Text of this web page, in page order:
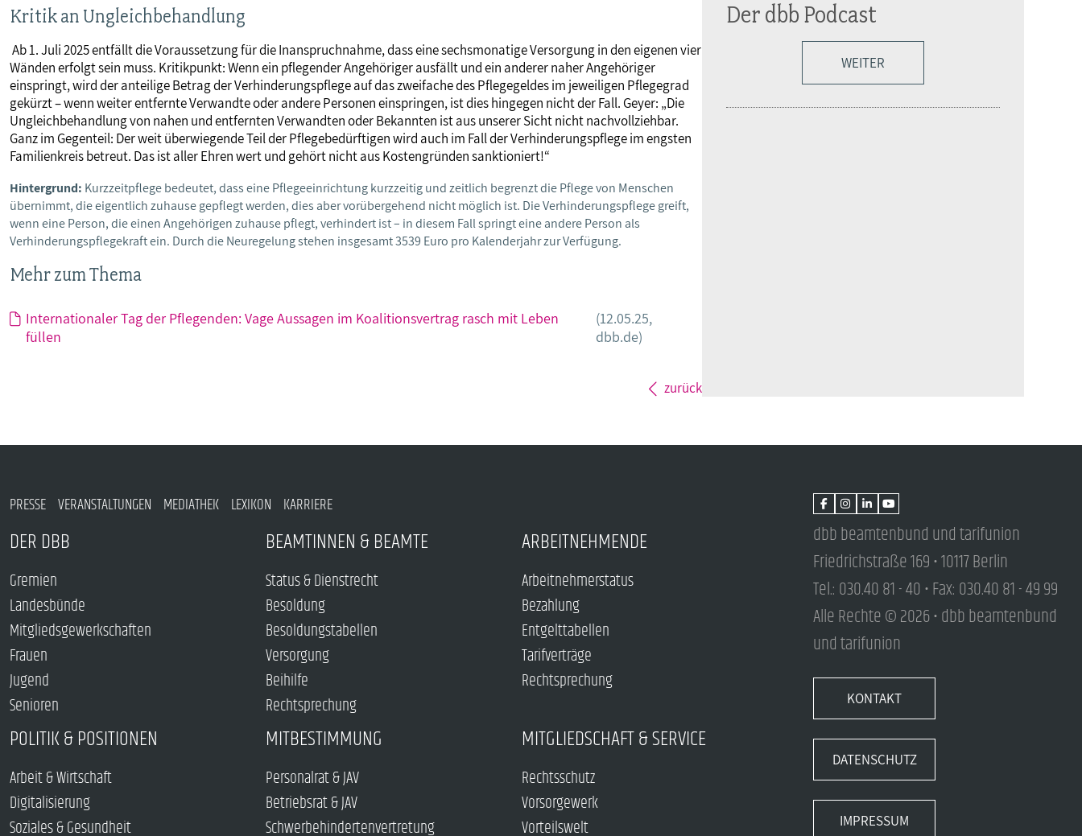
Kritik an Ungleichbehandlung
Ab 1. Juli 2025 entfällt die Voraussetzung für die Inanspruchnahme, dass eine sechsmonatige Versorgung in den eigenen vier
Wänden erfolgt sein muss. Kritikpunkt: Wenn ein pflegender Angehöriger ausfällt und ein anderer naher Angehöriger
einspringt, wird der anteilige Betrag der Verhinderungspflege auf das zweifache des Pflegegeldes im jeweiligen Pflegegrad
gekürzt – wenn weiter entfernte Verwandte oder andere Personen einspringen, ist dies hingegen nicht der Fall. Geyer: „Die
Ungleichbehandlung von nahen und entfernten Verwandten oder Bekannten ist aus unserer Sicht nicht nachvollziehbar.
Ganz im Gegenteil: Der weit überwiegende Teil der Pflegebedürftigen wird auch im Fall der Verhinderungspflege im engsten
Familienkreis betreut. Das ist aller Ehren wert und gehört nicht aus Kostengründen sanktioniert!“
Hintergrund: Kurzzeitpflege bedeutet, dass eine Pflegeeinrichtung kurzzeitig und zeitlich begrenzt die Pflege von Menschen
übernimmt, die eigentlich zuhause gepflegt werden, dies aber vorübergehend nicht möglich ist. Die Verhinderungspflege greift,
wenn eine Person, die einen Angehörigen zuhause pflegt, verhindert ist – in diesem Fall springt eine andere Person als
Verhinderungspflegekraft ein. Durch die Neuregelung stehen insgesamt 3539 Euro pro Kalenderjahr zur Verfügung.
Mehr zum Thema
Internationaler Tag der Pflegenden: Vage Aussagen im Koalitionsvertrag rasch mit Leben
füllen
(12.05.25,
dbb.de)
zurück
Der dbb Podcast
WEITER
PRESSE VERANSTALTUNGEN MEDIATHEK LEXIKON KARRIERE
DER DBB
Gremien
Landesbünde
Mitgliedsgewerkschaften
Frauen
Jugend
Senioren
BEAMTINNEN & BEAMTE
Status & Dienstrecht
Besoldung
Besoldungstabellen
Versorgung
Beihilfe
Rechtsprechung
ARBEITNEHMENDE
Arbeitnehmerstatus
Bezahlung
Entgelttabellen
Tarifverträge
Rechtsprechung
POLITIK & POSITIONEN
Arbeit & Wirtschaft
Digitalisierung
Soziales & Gesundheit
MITBESTIMMUNG
Personalrat & JAV
Betriebsrat & JAV
Schwerbehindertenvertretung
MITGLIEDSCHAFT & SERVICE
Rechtsschutz
Vorsorgewerk
Vorteilswelt
dbb beamtenbund und tarifunion
Friedrichstraße 169 • 10117 Berlin
Tel.: 030.40 81 - 40 • Fax: 030.40 81 - 49 99
Alle Rechte © 2026 • dbb beamtenbund
und tarifunion
KONTAKT
DATENSCHUTZ
IMPRESSUM